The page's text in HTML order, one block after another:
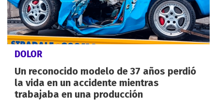
DOLOR
Un reconocido modelo de 37 años perdió
la vida en un accidente mientras
trabajaba en una producción